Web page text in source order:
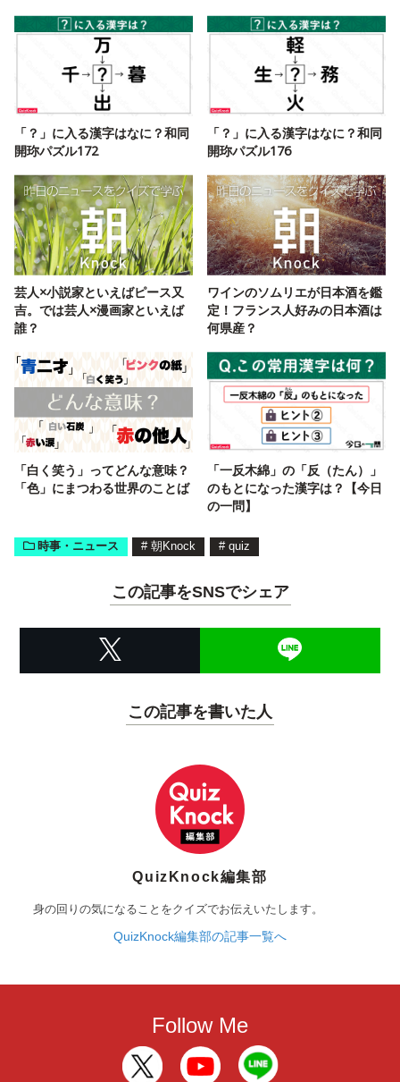
「？」に入る漢字はなに？和同
開珎パズル172
「？」に入る漢字はなに？和同
開珎パズル176
芸人×小説家といえばピース又
吉。では芸人×漫画家といえば
誰？
ワインのソムリエが日本酒を鑑
定！フランス人好みの日本酒は
何県産？
「白く笑う」ってどんな意味？
「色」にまつわる世界のことば
「一反木綿」の「反（たん）」
のもとになった漢字は？【今日
の一問】
時事・ニュース # 朝Knock # quiz
この記事をSNSでシェア
この記事を書いた人
QuizKnock編集部
身の回りの気になることをクイズでお伝えいたします。
QuizKnock編集部の記事一覧へ
Follow Me